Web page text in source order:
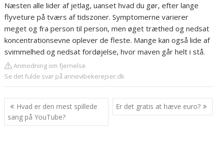
Næsten alle lider af jetlag, uanset hvad du gør, efter lange
flyveture på tværs af tidszoner. Symptomerne varierer
meget og fra person til person, men øget træthed og nedsat
koncentrationsevne oplever de fleste. Mange kan også lide af
svimmelhed og nedsat fordøjelse, hvor maven går helt i stå.
Anmodning om fjernelse
Se det fulde svar på annevibekerejser.dk
Indlægsnavigation
Hvad er den mest spillede
sang på YouTube?
Er det gratis at hæve euro?